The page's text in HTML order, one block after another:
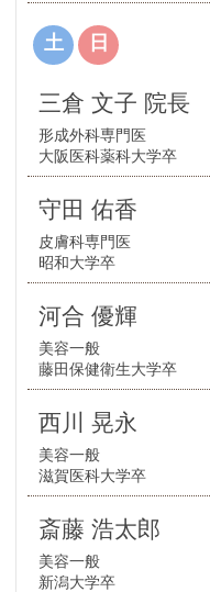
土 日
三倉 文子 院長
形成外科専門医
大阪医科薬科大学卒
守田 佑香
皮膚科専門医
昭和大学卒
河合 優輝
美容一般
藤田保健衛生大学卒
西川 晃永
美容一般
滋賀医科大学卒
斎藤 浩太郎
美容一般
新潟大学卒